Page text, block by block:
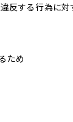
違反する行為に
ため